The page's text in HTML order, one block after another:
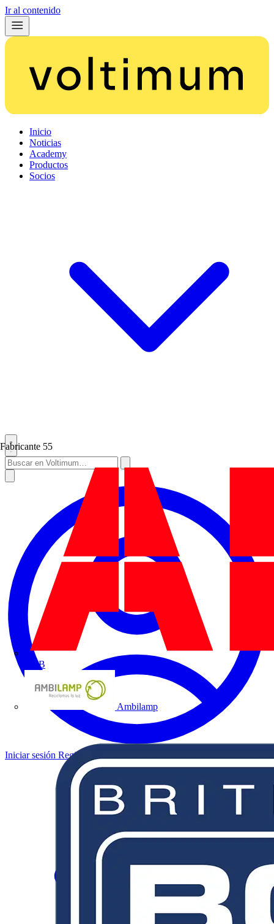
Ir al contenido
Inicio
Noticias
Academy
Productos
Socios
Fabricante 55
ABB
Ambilamp
Iniciar sesión Registrarse